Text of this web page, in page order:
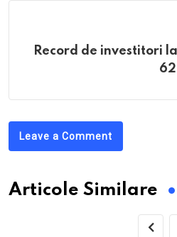
Record de investitori
Leave a Comment
Articole Similare